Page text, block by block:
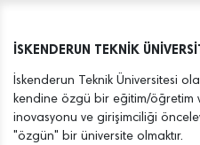
İSKENDERUN TEKNİK
İskenderun Teknik Üniversitesi
kendine özgü bir eğitim/öğretim
inovasyonu ve girişimciliği
"özgün" bir üniversite olmaktır.